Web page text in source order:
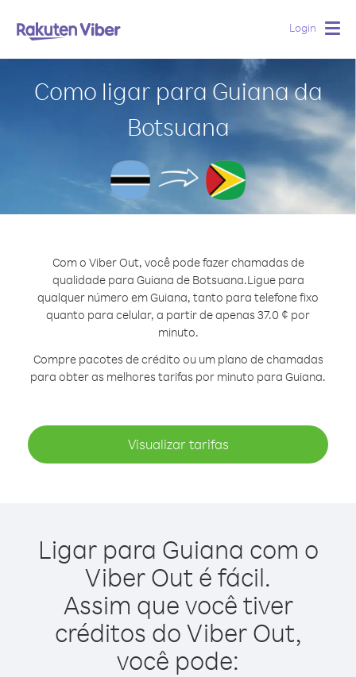
Login
Como ligar para Guiana da
Botsuana
Com o Viber Out, você pode fazer chamadas de
qualidade para Guiana de Botsuana.Ligue para
qualquer número em Guiana, tanto para telefone fixo
quanto para celular, a partir de apenas 37.0 ¢ por
minuto.
Compre pacotes de crédito ou um plano de chamadas
para obter as melhores tarifas por minuto para Guiana.
Visualizar tarifas
Ligar para Guiana com o
Viber Out é fácil.
Assim que você tiver
créditos do Viber Out,
você pode: